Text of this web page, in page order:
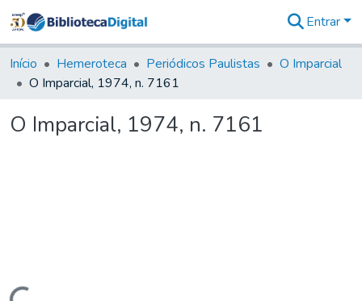
&
Coleções
Tudo na
Digital
Entrar
Início Hemeroteca Periódicos Paulistas
O Imparcial
O Imparcial, 1974, n. 7161
O Imparcial, 1974, n. 7161